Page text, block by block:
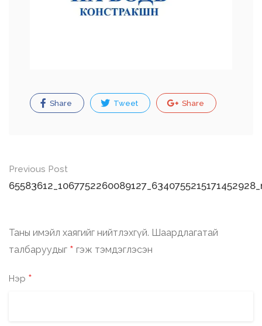
Share Tweet Share
Post
navigation
Previous Post
Таны имэйл хаягийг нийтлэхгүй. Шаардлагатай
талбаруудыг * гэж тэмдэглэсэн
Нэр *